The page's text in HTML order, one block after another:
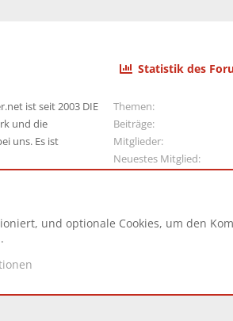
ist seit 2003 DIE
und die
uns. Es ist
Statistik des
Themen
Beiträge
Mitglieder
Neuestes Mitglied
und optionale Cookies, um den